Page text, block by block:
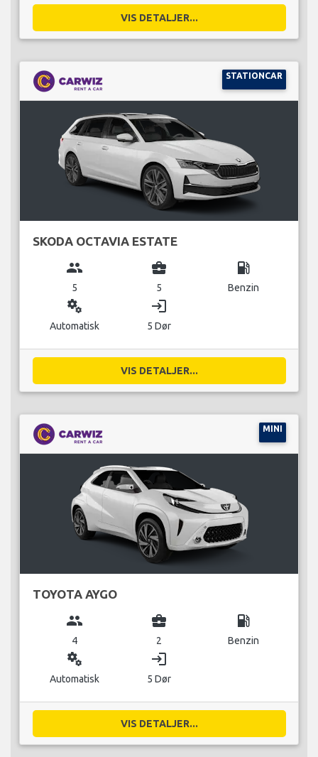
VIS DETALJER...
STATIONCAR
SKODA OCTAVIA ESTATE
group
5
business_center
5
local_gas_station
Benzin
miscellaneous_services
Automatisk
login
5 Dør
VIS DETALJER...
MINI
TOYOTA AYGO
group
4
business_center
2
local_gas_station
Benzin
miscellaneous_services
Automatisk
login
5 Dør
VIS DETALJER...